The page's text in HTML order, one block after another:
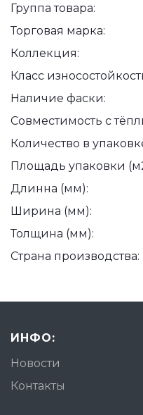
Группа товара:
Торговая марка:
Коллекция:
Класс
Наличие фаски:
Совместимость с
Количество в
Площадь упаковки
Длинна (мм):
Ширина (мм):
Толщина (мм):
Страна производства:
ИНФО:
Новости
Контакты